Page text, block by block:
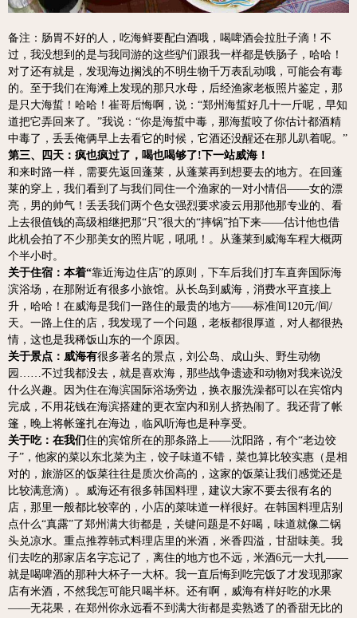
备注：肠胃不好的人，吃海鲜要配白酒哦，喝啤酒会拉肚子滴！不
过，我没想到的是与我同游的这些驴们跟我一样都是铁肠子，哈哈！
对了还有就是，发现海边搁浅的不明生物千万表乱动哦，可能会有毒
的。至于我们在海滩上发现的那只水母，后经渔家老板照片鉴定，那
是只大海蜇！哈哈！崔哥后悔啊，说：“郑州海蜇好几十一斤呢，早知
道把它弄回来了。”我说：“你是海蜇中毒，那海蜇咬了你估计都酒精
中毒了，丢丢俺俩早上去看它的时候，它酒还没醒还在那儿趴着呢。”
第三、四天：疯也疯过了，喝也喝够了!下一站威海！
和来时路一样，需要先返回蓬莱，从蓬莱再到想要去的地方。在回蓬
莱的穿上，我们看到了与我们同住一个渔家的一对小情侣——女的漂
亮，男的帅气！丢丢我们两个色女强烈要求凌云用那他那专业的、看
上去很值钱的高级相继把那“只”很大的“摔锅”拍下来——估计他也借
此机会拍了不少那美女的照片呢，吼吼！。 从蓬莱到威海车程大概两
个半小时。
关于住宿：本着“靠近海边住店”的原则，下车后我们打车直奔国际海
滨浴场，在那附近有很多小旅馆。 从长岛到威海，消费水平直接上
升，哈哈！在威海是我们一路住的最贵的地方——标准间120元/间/
天。一路上住的店，我发现了一个问题，老板都很厚道，对人都很热
情，这也是我稀饭山东的一个原因。
关于景点：威海有很多著名的景点，刘公岛、成山头、野生动物
园……不过我都没去，就是喜欢海，那些战争遗迹和动物对我来说没
什么兴趣。因为住在海滨国际浴场旁边，换衣服洗澡都可以在宾馆内
完成，不用花钱在海滨搭建的更衣室内和别人挤热闹了。我还背了帐
篷，晚上将帐篷扎在海边，临风听海也是种享受。
关于吃：在我们住的宾馆所在的那条路上——沈阳路，有个“老边饺
子”，他家的菜以东北菜为主，饺子味道不错，菜也算比较实惠（是相
对的，旅游区的饭菜往往是质次价高的，这家的饭菜让我们感觉还是
比较满意滴）。威海还有很多韩国料理，建议大家不要去很有名的
店，那里一般都比较宰的，小店的菜味道一样很好。在韩国料理店别
点什么“真露”了郑州满大街都是，关键问题是不好喝，味道就像二锅
头兑凉水。重点推荐韩式料理店里的米酒，米香四溢，甘甜味美。我
们去吃的那家店名字忘记了，离住的地方也不远，米酒6元一大扎——
就是喝啤酒的那种大杯子一大杯。我一直后悔到吃完饭了才发现那家
店有米酒，不然我怎可能只喝半杯。还有啊，威海有样好吃的水果
——无花果，在郑州你永远看不到满大街都是卖熟透了的香甜无比的